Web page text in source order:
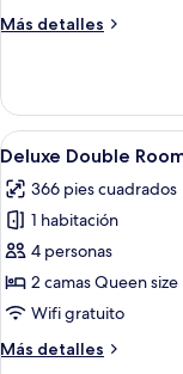
camas
Más detalles
Más
estándar,
camas
Abrir
todas
las
fotos
de
Deluxe
Double
with
12
Deluxe Double
366 pies cuadrados
1 habitación
4 personas
2 camas Queen size
Wifi gratuito
Más detalles
Más